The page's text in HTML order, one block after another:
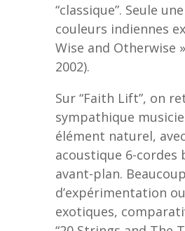
“classique”. Seule
couleurs indiennes
Wise and Otherwise
2002).
Sur “Faith Lift”, on
sympathique
élément naturel,
acoustique 6-cordes
avant-plan.
d’expérimentation
exotiques,